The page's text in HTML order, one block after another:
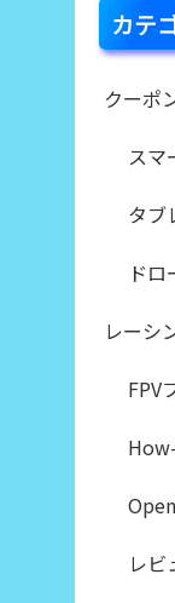
カテ
クーポ
スマ
タブ
ドロ
レーシ
FPV
レビ